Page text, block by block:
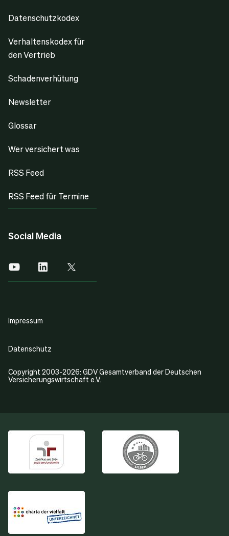
Datenschutzkodex
Verhaltenskodex für
den Vertrieb
Schadenverhütung
Newsletter
Glossar
Wer versichert was
RSS Feed
RSS Feed für Termine
Social Media
Copyright 2003-2026: GDV Gesamtverband der Deutschen
Versicherungswirtschaft e.V.
Impressum
Datenschutz